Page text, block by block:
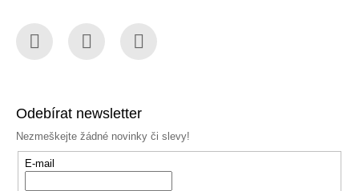
Odebírat newsletter
Nezmeškejte žádné novinky či slevy!
E-mail